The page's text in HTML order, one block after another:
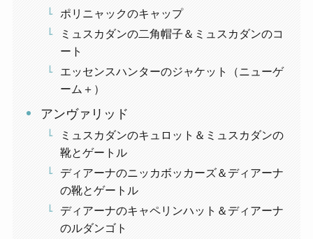
ポリニャックのキャップ
ミュスカダンの二角帽子＆ミュスカダンのコ
ート
エッセンスハンターのジャケット（ニューゲ
ーム＋）
アンヴァリッド
ミュスカダンのキュロット＆ミュスカダンの
靴とゲートル
ディアーナのニッカボッカーズ＆ディアーナ
の靴とゲートル
ディアーナのキャペリンハット＆ディアーナ
のルダンゴト